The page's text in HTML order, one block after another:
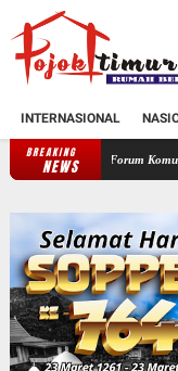
INTERNASIONAL
BREAKING
NEWS
Forum Komunikasi Pondok